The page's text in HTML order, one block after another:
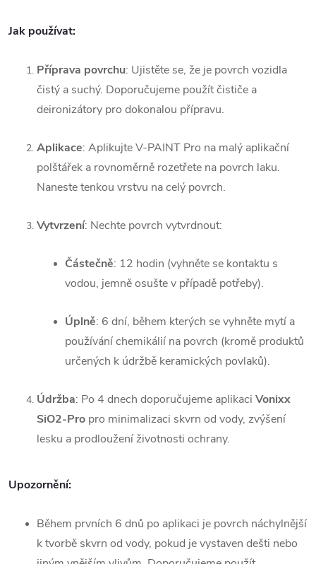
Jak používat:
Příprava povrchu: Ujistěte se, že je povrch vozidla
čistý a suchý. Doporučujeme použít čističe a
deironizátory pro dokonalou přípravu.
Aplikace: Aplikujte V-PAINT Pro na malý aplikační
polštářek a rovnoměrně rozetřete na povrch laku.
Naneste tenkou vrstvu na celý povrch.
Vytvrzení: Nechte povrch vytvrdnout:
Částečně: 12 hodin (vyhněte se kontaktu s
vodou, jemně osušte v případě potřeby).
Úplně: 6 dní, během kterých se vyhněte mytí a
používání chemikálií na povrch (kromě produktů
určených k údržbě keramických povlaků).
Údržba: Po 4 dnech doporučujeme aplikaci Vonixx
SiO2-Pro pro minimalizaci skvrn od vody, zvýšení
lesku a prodloužení životnosti ochrany.
Upozornění:
Během prvních 6 dnů po aplikaci je povrch náchylnější
k tvorbě skvrn od vody, pokud je vystaven dešti nebo